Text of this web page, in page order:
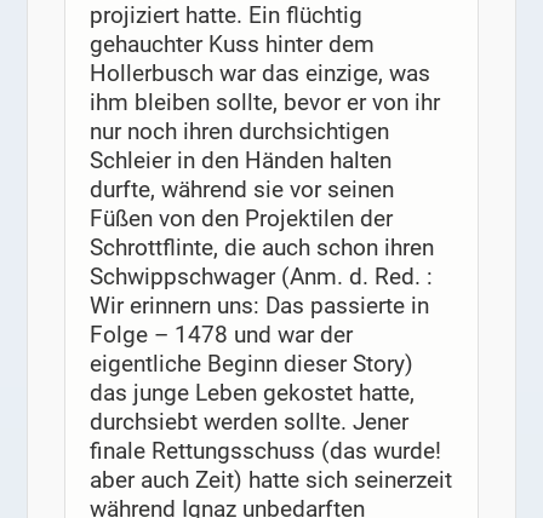
projiziert hatte. Ein flüchtig
gehauchter Kuss hinter dem
Hollerbusch war das einzige, was
ihm bleiben sollte, bevor er von ihr
nur noch ihren durchsichtigen
Schleier in den Händen halten
durfte, während sie vor seinen
Füßen von den Projektilen der
Schrottflinte, die auch schon ihren
Schwippschwager (Anm. d. Red. :
Wir erinnern uns: Das passierte in
Folge – 1478 und war der
eigentliche Beginn dieser Story)
das junge Leben gekostet hatte,
durchsiebt werden sollte. Jener
finale Rettungsschuss (das wurde!
aber auch Zeit) hatte sich seinerzeit
während Ignaz unbedarften